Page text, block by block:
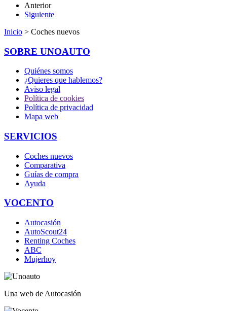
Anterior
Siguiente
Inicio > Coches nuevos
SOBRE UNOAUTO
Quiénes somos
¿Quieres que hablemos?
Aviso legal
Política de cookies
Política de privacidad
Mapa web
SERVICIOS
Coches nuevos
Comparativa
Guías de compra
Ayuda
VOCENTO
Autocasión
AutoScout24
Renting Coches
ABC
Mujerhoy
Una web de Autocasión